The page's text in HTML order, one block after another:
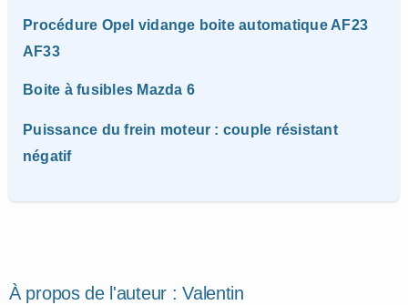
Procédure Opel vidange boite automatique AF23
AF33
Boite à fusibles Mazda 6
Puissance du frein moteur : couple résistant
négatif
À propos de l'auteur :Valentin